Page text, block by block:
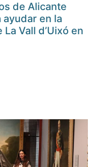
de Alicante
en la
Vall d’Uixó en